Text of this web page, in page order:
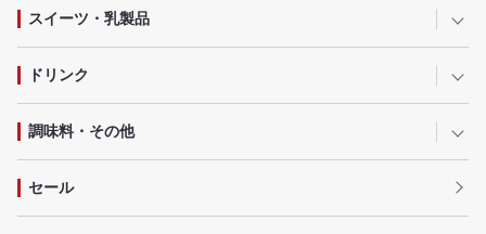
スイーツ・乳製品
ドリンク
調味料・その他
セール